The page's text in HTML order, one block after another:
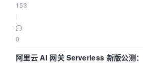
153
0
阿里云 AI 网关 Serverless 新版公测